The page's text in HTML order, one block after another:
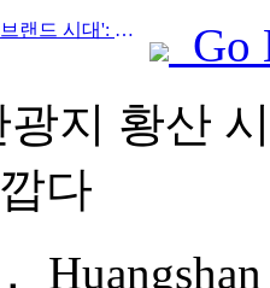
Prev:호텔 산업의 '포스트 브랜드 시대': 규모 확장에서 효율성 우선으로
Go
지 황산
다